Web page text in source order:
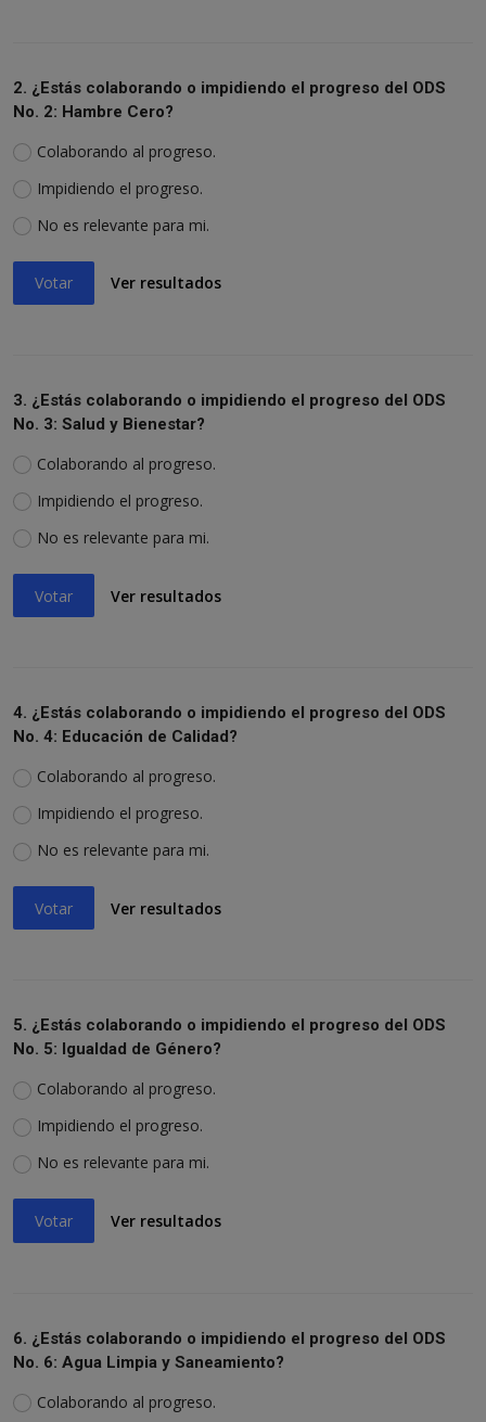
2. ¿Estás colaborando o impidiendo el progreso del ODS
No. 2: Hambre Cero?
Colaborando al progreso.
Impidiendo el progreso.
No es relevante para mi.
Votar Ver resultados
3. ¿Estás colaborando o impidiendo el progreso del ODS
No. 3: Salud y Bienestar?
Colaborando al progreso.
Impidiendo el progreso.
No es relevante para mi.
Votar Ver resultados
4. ¿Estás colaborando o impidiendo el progreso del ODS
No. 4: Educación de Calidad?
Colaborando al progreso.
Impidiendo el progreso.
No es relevante para mi.
Votar Ver resultados
5. ¿Estás colaborando o impidiendo el progreso del ODS
No. 5: Igualdad de Género?
Colaborando al progreso.
Impidiendo el progreso.
No es relevante para mi.
Votar Ver resultados
6. ¿Estás colaborando o impidiendo el progreso del ODS
No. 6: Agua Limpia y Saneamiento?
Colaborando al progreso.